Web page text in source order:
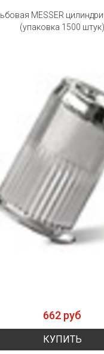
MESSER
(упаковка 1500 штук)
662 руб
КУПИТЬ